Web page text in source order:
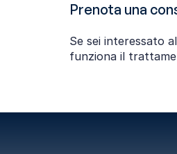
Prenota una
Se sei interessato
funziona il